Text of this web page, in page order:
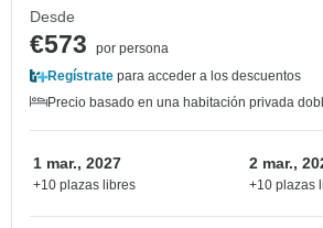
Desde
€573
por persona
Regístrate para acceder a los descuentos
Precio basado en una habitación privada
1 mar., 2027
+10 plazas libres
2 mar.,
+10 plazas